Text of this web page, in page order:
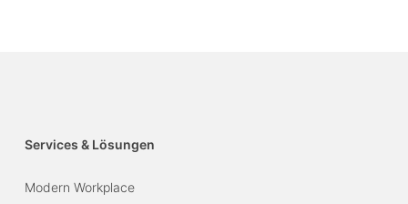
Services & Lösungen
Modern Workplace